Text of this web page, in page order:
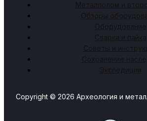
Металлолом и
Обзоры
Оборудование
Сварка и пайка
Советы и
Сохранение
Экспедиции
Copyright © 2026 Археология и